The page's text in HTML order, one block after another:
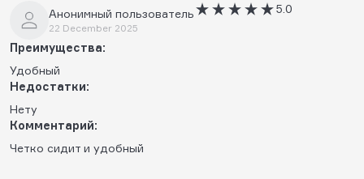
Анонимный пользователь
22 December 2025
5.0
Преимущества:
Удобный
Недостатки:
Нету
Комментарий:
Четко сидит и удобный